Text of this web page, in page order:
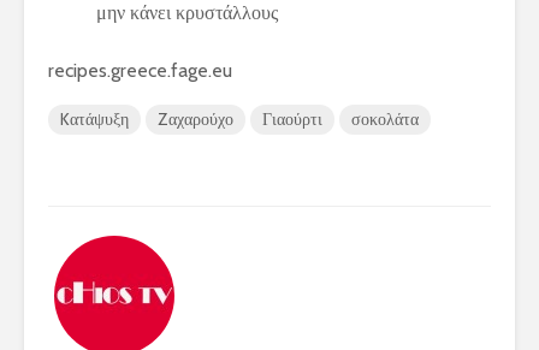
μην κάνει κρυστάλλους
recipes.greece.fage.eu
Kατάψυξη Zαχαρούχο Γιαούρτι σοκολάτα